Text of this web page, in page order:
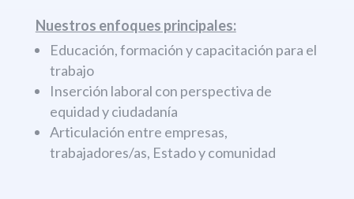
Nuestros enfoques principales:
Educación, formación y capacitación para el
trabajo
Inserción laboral con perspectiva de
equidad y ciudadanía
Articulación entre empresas,
trabajadores/as, Estado y comunidad